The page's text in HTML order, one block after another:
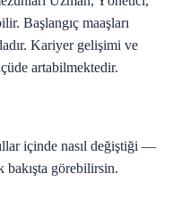
Başlangıç maaşları
Kariyer gelişimi ve
artabilmektedir.
içinde nasıl değiştiği —
bakışta görebilirsin.